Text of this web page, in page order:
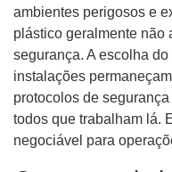
ambientes perigosos e
plástico geralmente não
segurança. A escolha
instalações
protocolos de
todos que trabalham lá.
negociável para